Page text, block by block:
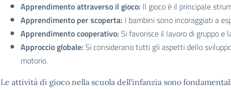
Apprendimento attraverso il gioco: Il gioco è il principale
Apprendimento per scoperta: I bambini sono incoraggiati a
Apprendimento cooperativo: Si favorisce il lavoro di gruppo e
Approccio globale: Si considerano tutti gli aspetti dello
motorio.
Le attività di gioco nella scuola dell'infanzia sono